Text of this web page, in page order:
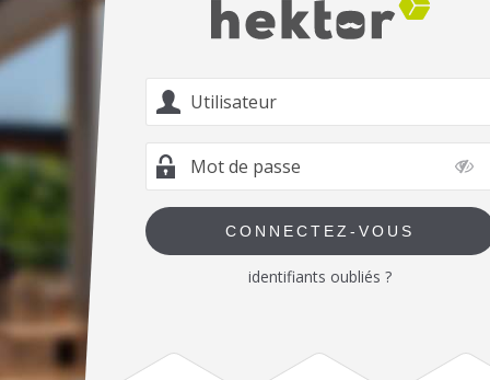
CONNECTEZ-VOUS
identifiants oubliés ?